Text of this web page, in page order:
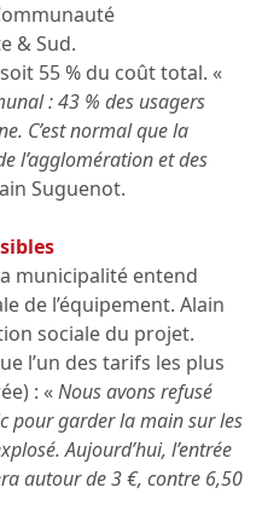
& Sud.
55 % du coût total. «
: 43 % des usagers
C’est normal que la
l’agglomération et des
Suguenot.
municipalité entend
de l’équipement. Alain
sociale du projet.
l’un des tarifs les plus
: «Nous avons refusé
pour garder la main sur les
Aujourd’hui, l’entrée
autour de 3 €, contre 6,50